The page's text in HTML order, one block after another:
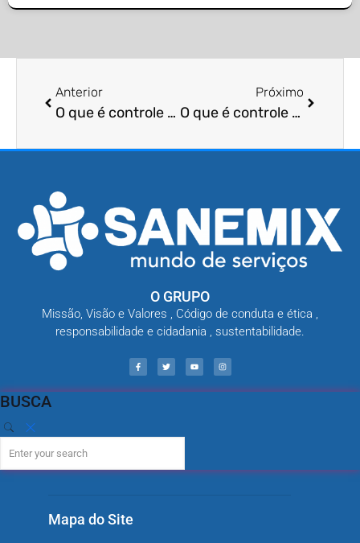
Anterior
O que é controle de aracnídeos?
Próximo
O que é controle de cupins?
O GRUPO
Missão, Visão e Valores , Código de conduta e ética ,
responsabilidade e cidadania , sustentabilidade.
BUSCA
Mapa do Site